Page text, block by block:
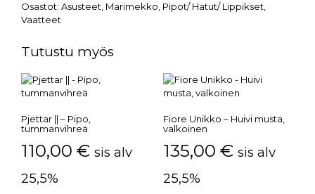
Osastot: Asusteet Marimekko Pipot/ Hatut/ Lippikset
Vaatteet
Tutustu myös
Pjettar || – Pipo,
tummanvihreä
110,00 € sis alv
25,5%
Fiore Unikko – Huivi musta,
valkoinen
135,00 € sis alv
25,5%